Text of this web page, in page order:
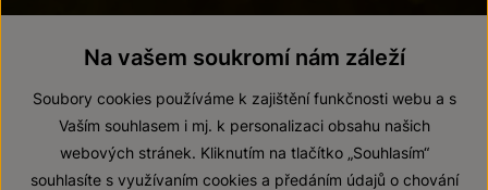
© 2026 ZNOVÍN ZNOJMO, a. s.
Na vašem soukromí nám záleží
Soubory cookies používáme k zajištění funkčnosti webu a s
Vaším souhlasem i mj. k personalizaci obsahu našich
webových stránek. Kliknutím na tlačítko „Souhlasím“
souhlasíte s využívaním cookies a předáním údajů o chování